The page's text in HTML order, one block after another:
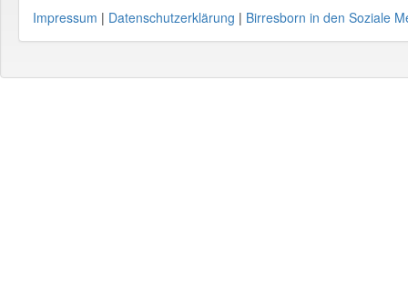
Impressum | Datenschutzerklärung | Birresborn in den Soziale